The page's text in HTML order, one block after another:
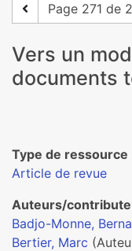
Page 271 de
Vers un
documents
Type de ressource
Article de revue
Auteurs/
Badjo-Monne,
Bertier, Marc